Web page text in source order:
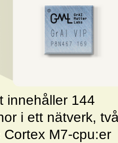
innehåller 144
i ett nätverk,
M7-cpu:er